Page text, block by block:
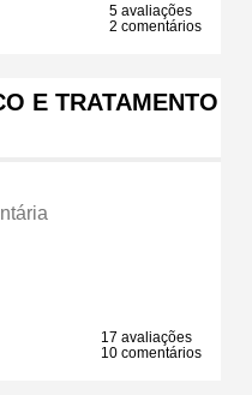
5 avaliações
2 comentários
E TRATAMENTO
17 avaliações
10 comentários